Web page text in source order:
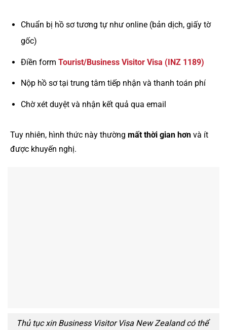
Chuẩn bị hồ sơ tương tự như online (bản dịch, giấy tờ
gốc)
Điền form Tourist/Business Visitor Visa (INZ 1189)
Nộp hồ sơ tại trung tâm tiếp nhận và thanh toán phí
Chờ xét duyệt và nhận kết quả qua email
Tuy nhiên, hình thức này thường mất thời gian hơn và ít
được khuyến nghị.
Thủ tục xin Business Visitor Visa New Zealand có thể